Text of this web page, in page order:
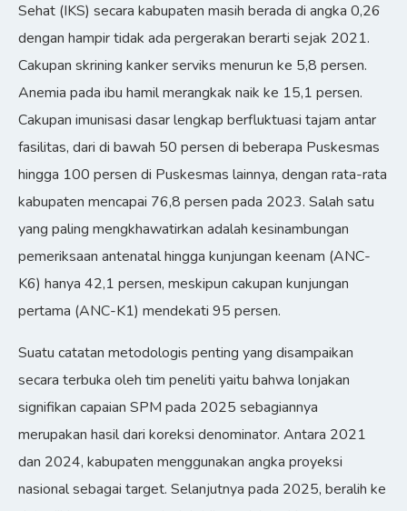
Sehat (IKS) secara kabupaten masih berada di angka 0,26
dengan hampir tidak ada pergerakan berarti sejak 2021.
Cakupan skrining kanker serviks menurun ke 5,8 persen.
Anemia pada ibu hamil merangkak naik ke 15,1 persen.
Cakupan imunisasi dasar lengkap berfluktuasi tajam antar
fasilitas, dari di bawah 50 persen di beberapa Puskesmas
hingga 100 persen di Puskesmas lainnya, dengan rata-rata
kabupaten mencapai 76,8 persen pada 2023. Salah satu
yang paling mengkhawatirkan adalah kesinambungan
pemeriksaan antenatal hingga kunjungan keenam (ANC-
K6) hanya 42,1 persen, meskipun cakupan kunjungan
pertama (ANC-K1) mendekati 95 persen.
Suatu catatan metodologis penting yang disampaikan
secara terbuka oleh tim peneliti yaitu bahwa lonjakan
signifikan capaian SPM pada 2025 sebagiannya
merupakan hasil dari koreksi denominator. Antara 2021
dan 2024, kabupaten menggunakan angka proyeksi
nasional sebagai target. Selanjutnya pada 2025, beralih ke